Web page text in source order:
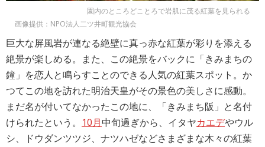
園内のところどことろで岩肌に茂る紅葉を見られる
画像提供：NPO法人二ツ井町観光協会
巨大な屏風岩が連なる絶壁に真っ赤な紅葉が彩りを添える
絶景が楽しめる。また、この絶景をバックに「きみまちの
鐘」を恋人と鳴らすことのできる人気の紅葉スポット。か
つてこの地を訪れた明治天皇がその景色の美しさに感動。
まだ名が付いてなかったこの地に、「きみまち阪」と名付
けられたという。 10月中旬過ぎから、イタヤカエデやウル
シ、ドウダンツツジ、ナツハゼなどさまざまな木々の紅葉